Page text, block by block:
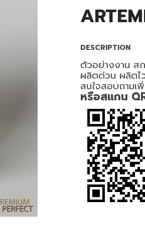
DESCRIPTION
ตัวอย่างงาน ส
ผลิตด่วน ผลิตไ
สนใจสอบถามเ
หรือสแกน